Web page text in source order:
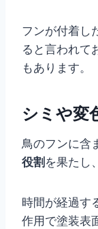
フンが付着し
ると言われて
もあります。
シミや変
鳥のフンに含
役割 を果たし
時間が経過す
作用で塗装表